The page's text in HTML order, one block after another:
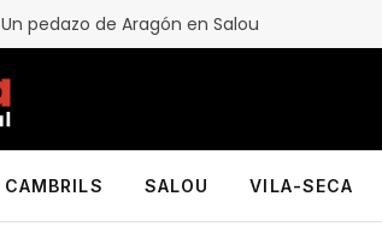
Un pedazo de Aragón en Salou
CAMBRILS SALOU VILA-SECA